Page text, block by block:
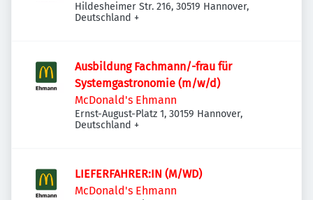
Hildesheimer Str. 216, 30519 Hannover,
Deutschland +
Ausbildung Fachmann/-frau für
Systemgastronomie (m/w/d)
McDonald's Ehmann
Ernst-August-Platz 1, 30159 Hannover,
Deutschland +
LIEFERFAHRER:IN (M/WD)
McDonald's Ehmann